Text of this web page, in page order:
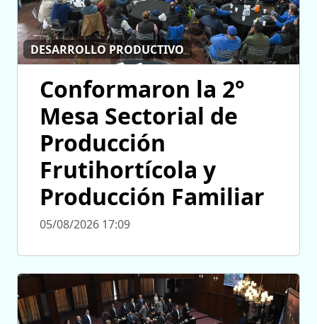
DESARROLLO PRODUCTIVO
Conformaron la 2°
Mesa Sectorial de
Producción
Frutihortícola y
Producción Familiar
05/08/2026 17:09